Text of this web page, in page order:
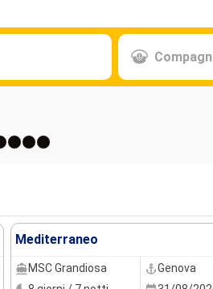
Mediterraneo
MSC Grandiosa
Genova